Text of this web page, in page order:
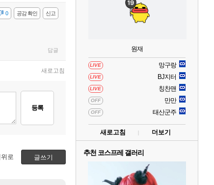
신고
공감 확인
0
답글
새로고침
등록
글쓰기
위로
원재
LIVE 망구랑
LIVE BJ지터
LIVE 칭찬맨
OFF 만만
OFF 태산군주
새로고침 더보기
추천 코스프레 갤러리